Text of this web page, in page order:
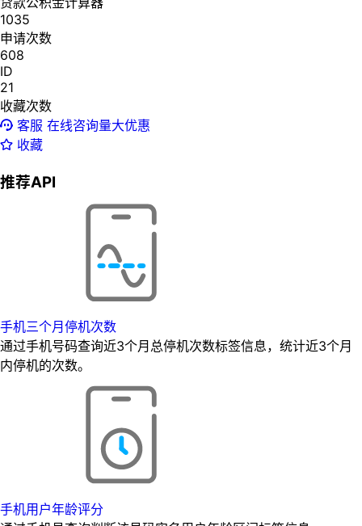
1035
申请次数
608
ID
21
收藏次数
客服 在线咨询量大优惠
收藏
推荐API
手机三个月停机次数
通过手机号码查询近3个月总停机次数标签信息，统计近3个月
内停机的次数。
手机用户年龄评分